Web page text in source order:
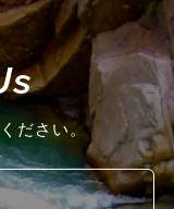
ださい。